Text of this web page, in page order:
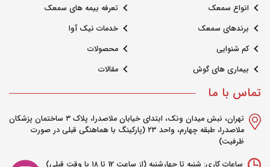
انواع سمعک
برندهای سمعک
کم شنوایی
بیماری های گوش
تعرفه بیمه های سمعک
خدمات نیک آوا
محصولات
مقالات
تماس با ما
تهران، نبش میدان ونک، ابتدای خیابان ملاصدرا، پلاک ۳ ساختمان پزشکان
ملاصدرا، طبقه چهارم، واحد ۲3 (پارکینگ با هماهنگی قبلی در صورت
ظرفیت)
ساعات کاری: شنبه تا چهارشنبه (از ساعت 12 تا ۱۸ با وقت قبلی)